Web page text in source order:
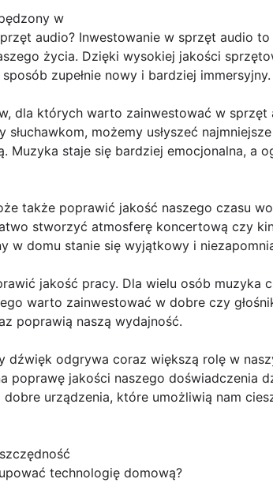
w
audio? Inwestowanie w sprzęt audio
życia. Dzięki wysokiej jakości
zupełnie nowy i bardziej immersyjny.
dla których warto zainwestować w
słuchawkom, możemy usłyszeć
Muzyka staje się bardziej emocjonalna, a
także poprawić jakość naszego czasu
stworzyć atmosferę koncertową czy
w domu stanie się wyjątkowy i
jakość pracy. Dla wielu osób muzyka
warto zainwestować w dobre czy
poprawią naszą wydajność.
dźwięk odgrywa coraz większą rolę w
poprawę jakości naszego doświadczenia
urządzenia, które umożliwią nam
technologię domową?